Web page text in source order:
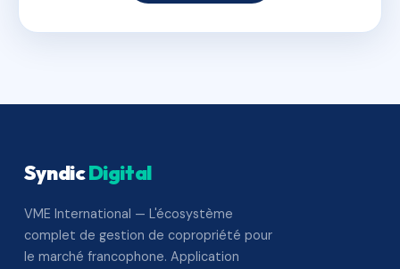
SyndicDigital
VME International — L'écosystème
complet de gestion de copropriété pour
le marché francophone. Application